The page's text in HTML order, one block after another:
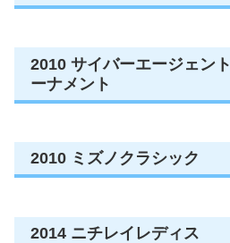
2010 サイバーエージェン
ーナメント
2010 ミズノクラシック
2014 ニチレイレディス